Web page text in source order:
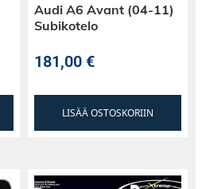
Audi A6 Avant (04-11)
Subikotelo
181,00€
LISÄÄ OSTOSKORIIN